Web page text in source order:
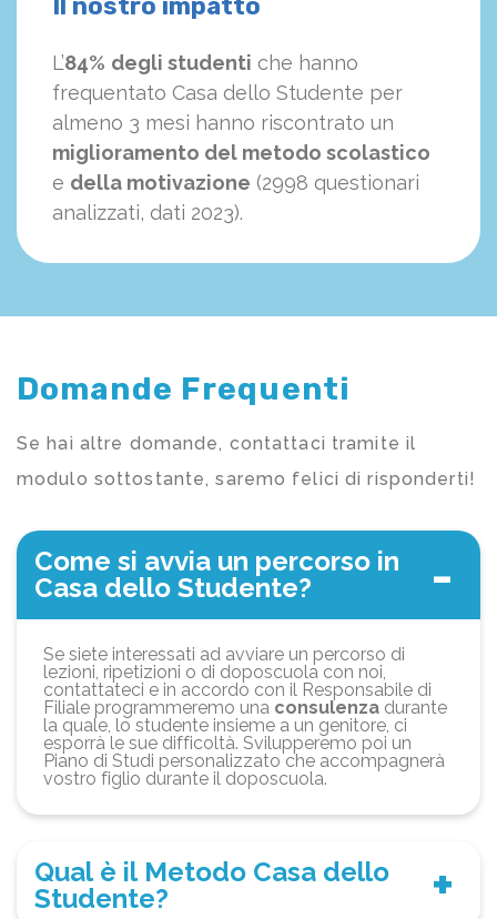
Il nostro impatto
L’84% degli studenti che hanno
frequentato Casa dello Studente per
almeno 3 mesi hanno riscontrato un
miglioramento del metodo scolastico
e della motivazione (2998 questionari
analizzati, dati 2023).
Domande Frequenti
Se hai altre domande, contattaci tramite il
modulo sottostante, saremo felici di risponderti!
Come si avvia un percorso in
Casa dello Studente?
Se siete interessati ad avviare un percorso di
lezioni, ripetizioni o di doposcuola con noi,
contattateci e in accordo con il Responsabile di
Filiale programmeremo una consulenza durante
la quale, lo studente insieme a un genitore, ci
esporrà le sue difficoltà. Svilupperemo poi un
Piano di Studi personalizzato che accompagnerà
vostro figlio durante il doposcuola.
Qual è il Metodo Casa dello
Studente?